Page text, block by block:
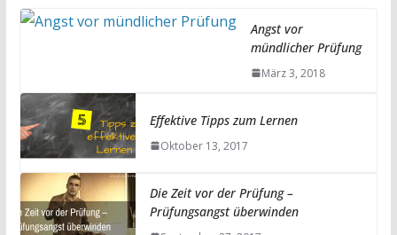
Angst vor
mündlicher Prüfung
März 3, 2018
Effektive Tipps zum Lernen
Oktober 13, 2017
Die Zeit vor der Prüfung –
Prüfungsangst überwinden